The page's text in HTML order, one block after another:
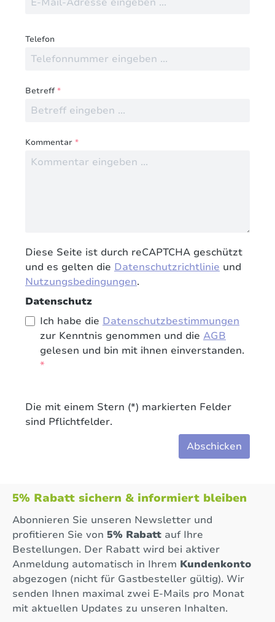
Telefon
Betreff*
Kommentar *
Diese Seite ist durch reCAPTCHA geschützt
und es gelten die Datenschutzrichtlinie und
Nutzungsbedingungen.
Datenschutz
Ich habe die Datenschutzbestimmungen
zur Kenntnis genommen und die AGB
gelesen und bin mit ihnen einverstanden.
*
Die mit einem Stern (*) markierten Felder
sind Pflichtfelder.
Abschicken
5% Rabatt sichern & informiert bleiben
Abonnieren Sie unseren Newsletter und
profitieren Sie von 5% Rabatt auf Ihre
Bestellungen. Der Rabatt wird bei aktiver
Anmeldung automatisch in Ihrem Kundenkonto
abgezogen (nicht für Gastbesteller gültig). Wir
senden Ihnen maximal zwei E-Mails pro Monat
mit aktuellen Updates zu unseren Inhalten.